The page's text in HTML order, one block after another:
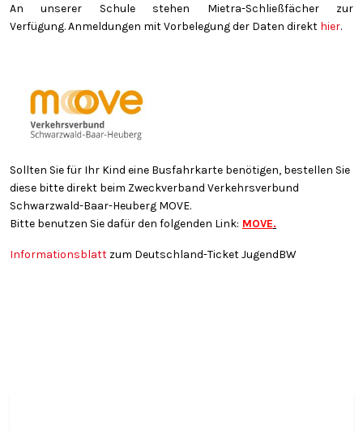
An unserer Schule stehen Mietra-Schließfächer zur
Verfügung. Anmeldungen mit Vorbelegung der Daten direkt hier.
Sollten Sie für Ihr Kind eine Busfahrkarte benötigen, bestellen Sie
diese bitte direkt beim Zweckverband Verkehrsverbund
Schwarzwald-Baar-Heuberg MOVE.
Bitte benutzen Sie dafür den folgenden Link: MOVE.
Informationsblatt zum Deutschland-Ticket JugendBW